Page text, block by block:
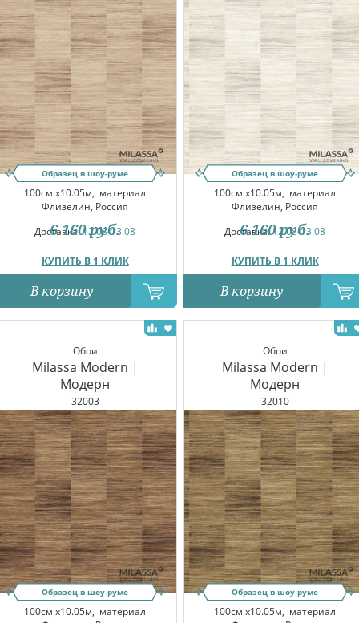
Образец в шоу-руме
100см x10.05м, материал
Флизелин, Россия
Доставка:12.08-13.08
КУПИТЬ В 1 КЛИК
6 160 руб.
В корзину
Образец в шоу-руме
100см x10.05м, материал
Флизелин, Россия
Доставка:12.08-13.08
КУПИТЬ В 1 КЛИК
6 160 руб.
В корзину
Обои
Milassa Modern |
Модерн
32003
Образец в шоу-руме
100см x10.05м, материал
Обои
Milassa Modern |
Модерн
32010
Образец в шоу-руме
100см x10.05м, материал